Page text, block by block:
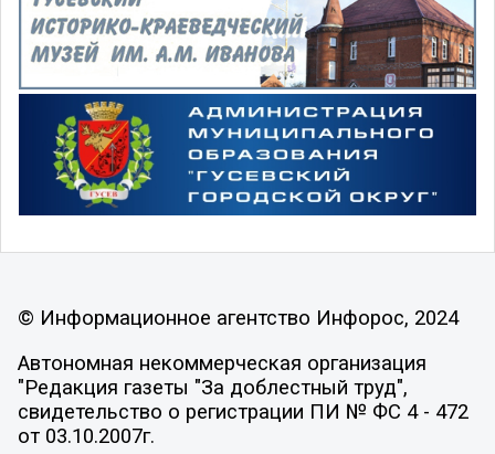
© Информационное агентство Инфорос, 2024
Автономная некоммерческая организация
"Редакция газеты "За доблестный труд",
свидетельство о регистрации ПИ № ФС 4 - 472
от 03.10.2007г.